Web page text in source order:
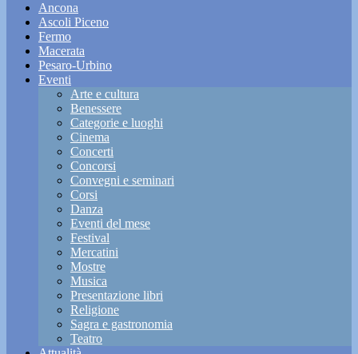
Ancona
Ascoli Piceno
Fermo
Macerata
Pesaro-Urbino
Eventi
Arte e cultura
Benessere
Categorie e luoghi
Cinema
Concerti
Concorsi
Convegni e seminari
Corsi
Danza
Eventi del mese
Festival
Mercatini
Mostre
Musica
Presentazione libri
Religione
Sagra e gastronomia
Teatro